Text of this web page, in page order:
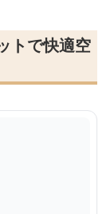
トで快適空